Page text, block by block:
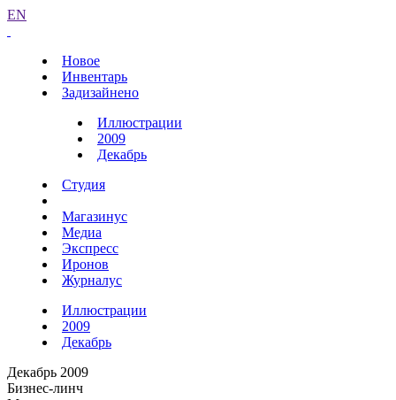
EN
Новое
Инвентарь
Задизайнено
Иллюстрации
2009
Декабрь
Студия
Магазинус
Медиа
Экспресс
Иронов
Журналус
Иллюстрации
2009
Декабрь
Декабрь 2009
Бизнес-линч